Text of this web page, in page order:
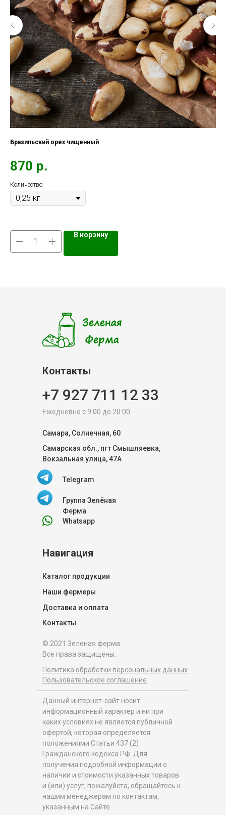
Бразильский орех чищенный
870 р.
Количество:
В корзину
Контакты
Ежедневно с 9:00 до 20:00
© 2021 Зеленая ферма.
Все права защищены.
Данный интернет-сайт носит
информационный характер и ни при
каких условиях не является публичной
офертой, которая определяется
положениями Статьи 437 (2)
Гражданского кодекса РФ. Для
получения подробной информации о
наличии и стоимости указанных товаров
и (или) услуг, пожалуйста, обращайтесь к
нашим менеджерам по контактам,
указанным на Сайте.
Политика обработки персональных данных
Пользовательское соглашение
Самарская обл., пгт Смышляевка,
Вокзальная улица, 47А
Самара, Солнечная, 60
Наши фермеры
Доставка и оплата
Контакты
Каталог продукции
Telegram
Группа Зелёная
Ферма
Whatsapp
+7 927 711 12 33
Навигация